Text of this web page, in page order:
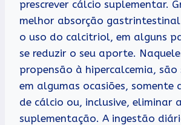
prescrever cálcio suplementar.
melhor absorção
o uso do calcitriol, em alguns
se reduzir o seu aporte.
propensão à hipercalcemia, são
em algumas ocasiões, somente
de cálcio ou, inclusive, eliminar a
suplementação. A ingestão